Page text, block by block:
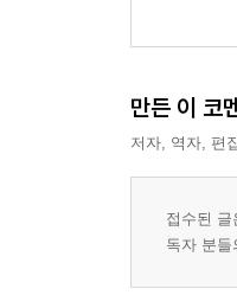
만든 이 코
저자, 역자, 편
접수된
독자 분